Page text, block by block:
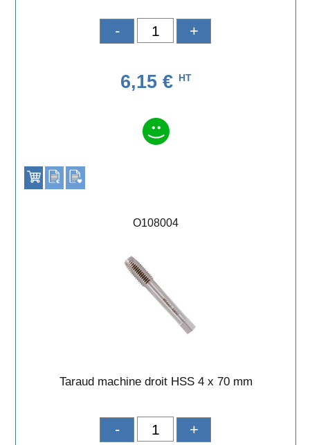
- +
6,15 € HT
O108004
Taraud machine droit HSS 4 x 70 mm
- +